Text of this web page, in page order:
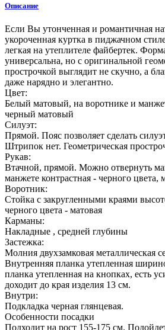
Описание
Если Вы утонченная и романтичная
укороченная куртка в пиджачном
легкая на утеплителе файбертек.
универсальна, но с оригинальной
прострочкой выглядит не скучно, а
даже нарядно и элегантно.
Цвет:
Белый матовый, на воротнике и
черный матовый
Силуэт:
Прямой. Пояс позволяет сделать
Штрипок нет. Геометрическая
Рукав:
Втачной, прямой. Можно отвернуть
манжете контрастная - черного цвета,
Воротник:
Стойка с закругленными краями
черного цвета - матовая
Карманы:
Накладные , средней глубины
Застежка:
Молния двухзамковая металлическая
Внутренняя планка утепленная
планка утепленная на кнопках, есть
доходит до края изделия 13 см.
Внутри:
Подкладка черная глянцевая.
Особенности посадки
Подходит на рост 155-175 см.